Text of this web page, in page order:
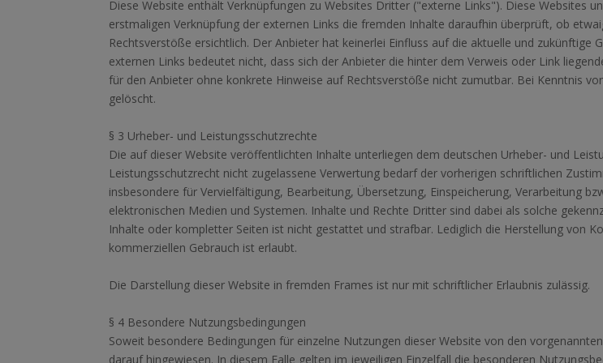
Diese Website enthält Verknüpfungen zu Websites Dritter ("externe Links"). Diese Websites
erstmaligen Verknüpfung der externen Links die fremden Inhalte daraufhin überprüft, ob
Rechtsverstöße ersichtlich. Der Anbieter hat keinerlei Einfluss auf die aktuelle und
externen Links bedeutet nicht, dass sich der Anbieter die hinter dem Verweis oder Link
für den Anbieter ohne konkrete Hinweise auf Rechtsverstöße nicht zumutbar. Bei Kenntnis
gelöscht.
§ 3 Urheber- und Leistungsschutzrechte
Die auf dieser Website veröffentlichten Inhalte unterliegen dem deutschen Urheber- und
Leistungsschutzrecht nicht zugelassene Verwertung bedarf der vorherigen schriftlichen
insbesondere für Vervielfältigung, Bearbeitung, Übersetzung, Einspeicherung, Verarbeitung
elektronischen Medien und Systemen. Inhalte und Rechte Dritter sind dabei als solche
Inhalte oder kompletter Seiten ist nicht gestattet und strafbar. Lediglich die Herstellung von
kommerziellen Gebrauch ist erlaubt.
Die Darstellung dieser Website in fremden Frames ist nur mit schriftlicher Erlaubnis zulässig.
§ 4 Besondere Nutzungsbedingungen
Soweit besondere Bedingungen für einzelne Nutzungen dieser Website von den
darauf hingewiesen. In diesem Falle gelten im jeweiligen Einzelfall die besonderen